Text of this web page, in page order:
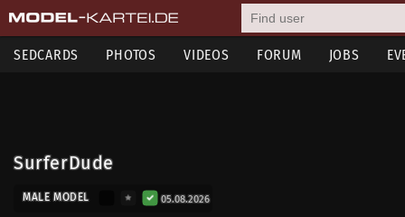
SEDCARDS PHOTOS VIDEOS FORUM JOBS
SurferDude
MALE MODEL 05.08.2026